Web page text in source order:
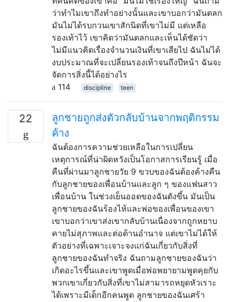
ว่าทำไมเขาถึงทำอย่างนั้นและเขาบอกว่ามันตลก
มันไม่ได้รบกวนเขาสักนิดที่เขาไม่มี แต่เหลือ
รองเท้าไว้ เขาคิดว่ามันตลกและเห็นได้ชัดว่า
ไม่มีแนวคิดเรื่องจำนวนเงินที่เขาเสียไป ฉันไม่ได้
งบประมาณที่จะเปลี่ยนรองเท้าจนถึงปีหน้า ฉันจะ
จัดการสิ่งนี้ได้อย่างไร
114
discipline teen
22
ลูกชายถูกส่งตัวกลับบ้านจากพฤติกรรม
ค้าง
ฉันต้องการความช่วยเหลือในการเปลี่ยน
เหตุการณ์ที่น่าผิดหวังเป็นโอกาสการเรียนรู้ เมื่อ
คืนที่ผ่านมาลูกชายวัย 9 ขวบของฉันต้องค้างคืน
กับลูกชายของเพื่อนบ้านและลูก ๆ ของแฟนสาว
เพื่อนบ้าน ในช่วงเย็นออดของฉันดังขึ้น มันเป็น
ลูกชายของฉันร้องไห้และพ่อของเพื่อนของเขา
เขาบอกว่าเขาส่งเขากลับบ้านเนื่องจากถูกหยาบ
คายไม่สุภาพและต่อต้านอำนาจ แต่เขาไม่ได้ให้
ตัวอย่างที่เฉพาะเจาะจงแก่ฉันเกี่ยวกับสิ่งที่
ลูกชายของฉันทำจริง ฉันถามลูกชายของฉันว่า
เกิดอะไรขึ้นและเขาพูดเมื่อพ่อพยายามพูดคุยกับ
พวกเขาเกี่ยวกับสิ่งที่เขาไม่สามารถหยุดหัวเราะ
ได้เพราะมีเด็กอีกคนพูด ลูกชายของฉันเศร้า